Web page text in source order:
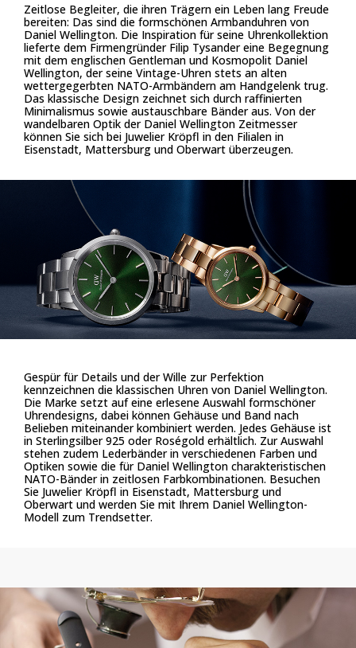
Zeitlose Begleiter, die ihren Trägern ein Leben lang Freude
bereiten: Das sind die formschönen Armbanduhren von
Daniel Wellington. Die Inspiration für seine Uhrenkollektion
lieferte dem Firmengründer Filip Tysander eine Begegnung
mit dem englischen Gentleman und Kosmopolit Daniel
Wellington, der seine Vintage-Uhren stets an alten
wettergegerbten NATO-Armbändern am Handgelenk trug.
Das klassische Design zeichnet sich durch raffinierten
Minimalismus sowie austauschbare Bänder aus. Von der
wandelbaren Optik der Daniel Wellington Zeitmesser
können Sie sich bei Juwelier Kröpfl in den Filialen in
Eisenstadt, Mattersburg und Oberwart überzeugen.
Gespür für Details und der Wille zur Perfektion
kennzeichnen die klassischen Uhren von Daniel Wellington.
Die Marke setzt auf eine erlesene Auswahl formschöner
Uhrendesigns, dabei können Gehäuse und Band nach
Belieben miteinander kombiniert werden. Jedes Gehäuse ist
in Sterlingsilber 925 oder Roségold erhältlich. Zur Auswahl
stehen zudem Lederbänder in verschiedenen Farben und
Optiken sowie die für Daniel Wellington charakteristischen
NATO-Bänder in zeitlosen Farbkombinationen. Besuchen
Sie Juwelier Kröpfl in Eisenstadt, Mattersburg und
Oberwart und werden Sie mit Ihrem Daniel Wellington-
Modell zum Trendsetter.